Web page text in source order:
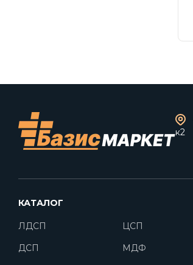
к2
КАТАЛОГ
ЛДСП ЦСП
ДСП
МДФ